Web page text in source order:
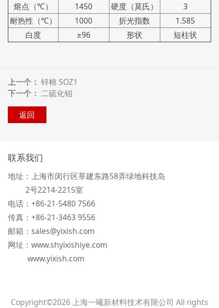
熔点（℃）
1450 硬度（莫氏）
3
耐热性（℃）
1000 折光指数
1.585
白度
≥96 形状 短柱状
上一个： 锌棉 SOZ1
下一个： 二硫化钼
返回
联系我们
地址：上海市闵行区莘建东路58弄绿地科技岛
2号2214-2215室
电话：+86-21-5480 7566
传真：+86-21-3463 9556
邮箱：sales@yixish.com
网址：www.shyixishiye.com
www.yixish.com
Copyright©2026 上海一曦新材料技术有限公司 All rights